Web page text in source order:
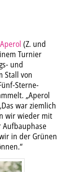
Aperol (Z. und
Turnier
und
Stall von
Sterne-
„Aperol
war ziemlich
wir wieder mit
in der Grünen